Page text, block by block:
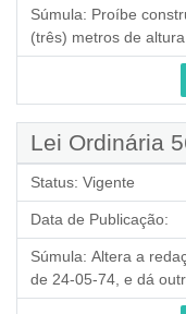
Súmula: Proíbe
(três) metros de
Lei Ordinária
Status: Vigente
Data de Publicação:
Súmula: Altera a
de 24-05-74, e dá